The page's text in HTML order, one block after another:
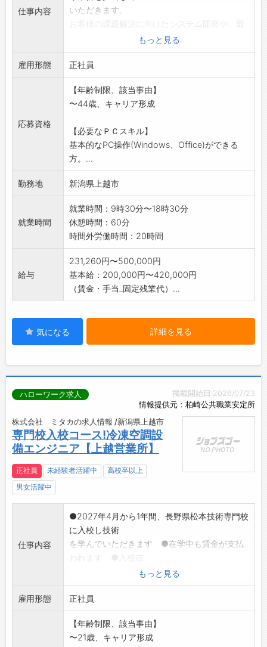
仕事内容
いただきます。
新技術を活用したサ
ービス開発に携わっていただきます。
主に、首都圏企業向けのシステム開発に携わっ
ていただきます。
AIなど最新技術を活用した開発にも取り組んで
います。
もっと見る
雇用形態 正社員
応募資格
【年齢制限、該当事由】
〜44歳、キャリア形成
【必要なＰＣスキル】
基本的なPC操作(Windows、Office)ができる
方。...
勤務地 新潟県上越市
就業時間
就業時間：9時30分〜18時30分
休憩時間：60分
時間外労働時間：20時間
給与
231,260円〜500,000円
基本給：200,000円〜420,000円
（賃金・手当_固定残業代）...
気になる 詳細を見る
掲載開始日:2026/07/23
情報提供元：柏崎公共職業安定所
ハローワーク求人
株式会社 ミタカの求人情報 /新潟県上越市
専門校入校コース!冷凍空調設
備エンジニア【上越営業所】
正社員 未経験者活躍中
高校卒以上
男女活躍中
仕事内容
●2027年4月から1年間、長野県松本技術専門校
に入校し技術
を学んでいただきます ●在学中も賃金が支払
学にかかる費用や家賃・引越し料金等は、会社
が負担します
■2年目以降
業務用の大型冷凍冷蔵庫・エアコン・厨房機器
の設置・メンテナン
スを行います。
もっと見る
雇用形態 正社員
【年齢制限、該当事由】
〜21歳、キャリア形成